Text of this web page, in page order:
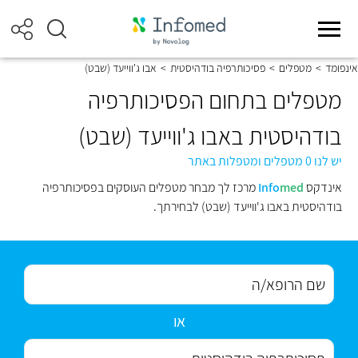
אינפומד > מטפלים > פסיכותרפיה בודהיסטית > אבו ג'ווייעד (שבט)
מטפלים בתחום הפסיכותרפיה
בודהיסטית באבו ג'ווייעד (שבט)
יש לנו 0 מטפלים ומטפלות באתר
אינדקס
Infomed
מרכז לך מבחר מטפלים העוסקים בפסיכותרפיה
בודהיסטית באבו ג'ווייעד (שבט) לבחירתך.
או